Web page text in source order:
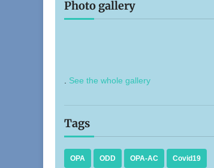
Photo gallery
See the whole gallery
Tags
OPA ODD OPA-AC Covid19